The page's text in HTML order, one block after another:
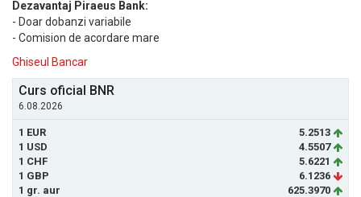
Dezavantaj Piraeus Bank:
- Doar dobanzi variabile
- Comision de acordare mare
Ghiseul Bancar
Curs oficial BNR
6.08.2026
1 EUR
5.2513
1 USD
4.5507
1 CHF
5.6221
1 GBP
6.1236
1 gr. aur
625.3970